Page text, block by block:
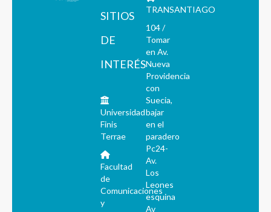
SITIOS
DE
INTERÉS
Universidad
Finis
Terrae
Facultad
de
Comunicaciones
y
TRANSANTIAGO
104 /
Tomar
en Av.
Nueva
Providencia
con
Suecia,
bajar
en el
paradero
Pc24-
Av.
Los
Leones
esquina
Av